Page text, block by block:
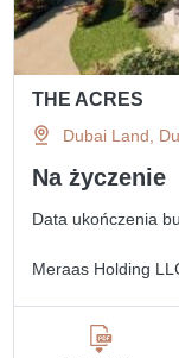
THE ACRES
Dubai Land,
Na życzenie
Data ukończenia
Meraas Holding